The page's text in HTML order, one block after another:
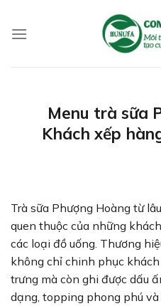
content
Menu trà sữa
Khách xếp
Trà sữa Phượng Hoàng từ
quen thuộc của những
các loại đồ uống. Thương
không chỉ chinh phục
trưng mà còn ghi được dấu
dạng, topping phong phú